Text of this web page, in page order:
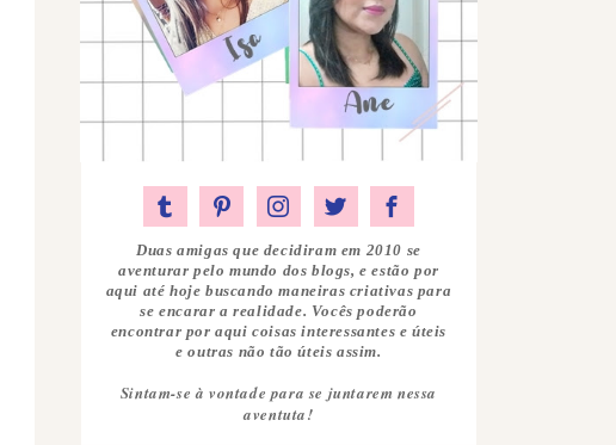
Duas amigas que decidiram em 2010 se
aventurar pelo mundo dos blogs, e estão por
aqui até hoje buscando maneiras criativas para
se encarar a realidade. Vocês poderão
encontrar por aqui coisas interessantes e úteis
e outras não tão úteis assim.
Sintam-se à vontade para se juntarem nessa
aventuta!